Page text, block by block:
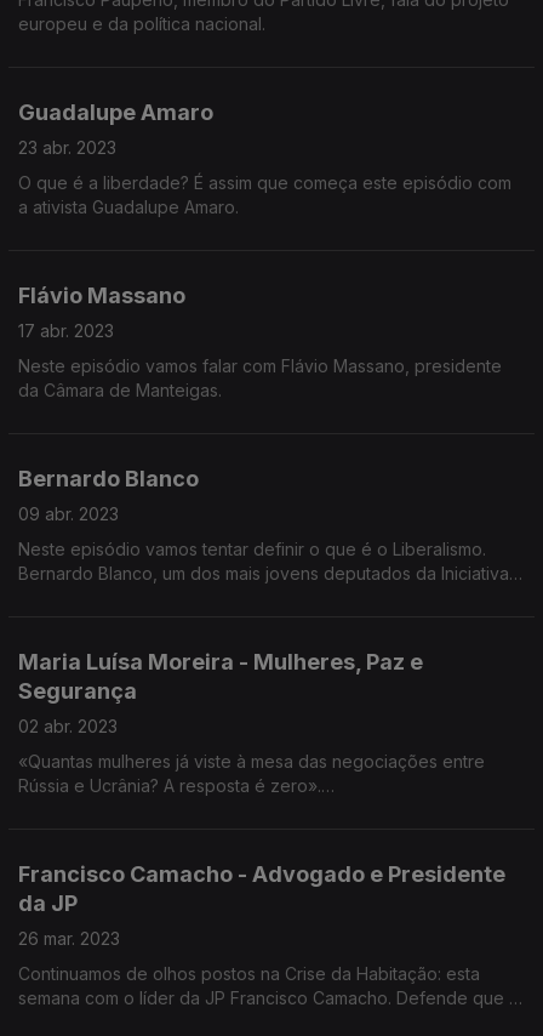
europeu e da política nacional.
Guadalupe Amaro
23 abr. 2023
O que é a liberdade? É assim que começa este episódio com
a ativista Guadalupe Amaro.
Flávio Massano
17 abr. 2023
Neste episódio vamos falar com Flávio Massano, presidente
da Câmara de Manteigas.
Bernardo Blanco
09 abr. 2023
Neste episódio vamos tentar definir o que é o Liberalismo.
Bernardo Blanco, um dos mais jovens deputados da Iniciativa
Maria Luísa Moreira - Mulheres, Paz e
Segurança
02 abr. 2023
«Quantas mulheres já viste à mesa das negociações entre
Rússia e Ucrânia? A resposta é zero».
em Londres no Reino Unido. Atualmente é Secretária-Geral da
WIIS Portugal (Women in International Security) e assessora de
Jorge Moreira da Silva para os Objetivos de Desenvolvimento
Feminista pelo Estado português
Francisco Camacho - Advogado e Presidente
da JP
26 mar. 2023
Continuamos de olhos postos na Crise da Habitação: esta
semana com o líder da JP Francisco Camacho. Defende que a